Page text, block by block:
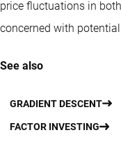
price fluctuations in
concerned with
See also
GRADIENT DESCENT
FACTOR INVESTING